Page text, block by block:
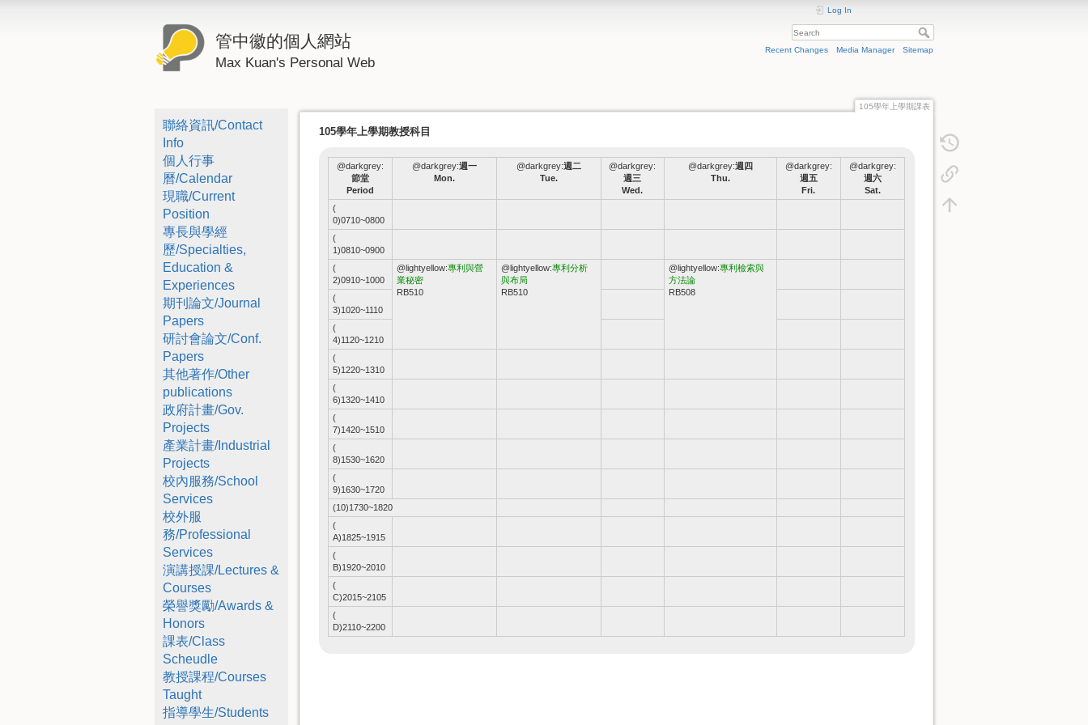
管中徽的個人網站
Max Kuan's Personal Web
Log In
Recent Changes Media Manager Sitemap
聯絡資訊/Contact
Info
個人行事
曆/Calendar
現職/Current
Position
專長與學經
歷/Specialties,
Education &
Experiences
期刊論文/Journal
Papers
研討會論文/Conf.
Papers
其他著作/Other
publications
政府計畫/Gov.
Projects
產業計畫/Industrial
Projects
校內服務/School
Services
校外服
務/Professional
Services
演講授課/Lectures &
Courses
榮譽獎勵/Awards &
Honors
課表/Class
Scheudle
教授課程/Courses
Taught
指導學生/Students
105學年上學期課表
105學年上學期教授科目
@darkgrey:
節堂
Period
@darkgrey:週一
Mon.
@darkgrey:週二
Tue.
@darkgrey:
週三
Wed.
@darkgrey:週四
Thu.
@darkgrey:
週五
Fri.
@darkgrey:
週六
Sat.
(
0)0710~0800
(
1)0810~0900
(
2)0910~1000
@lightyellow:專利與營
業秘密
RB510
@lightyellow:專利分析
與布局
RB510
@lightyellow:專利檢索與
方法論
RB508
(
3)1020~1110
(
4)1120~1210
(
5)1220~1310
(
6)1320~1410
(
7)1420~1510
(
8)1530~1620
(
9)1630~1720
(10)1730~1820
(
A)1825~1915
(
B)1920~2010
(
C)2015~2105
(
D)2110~2200